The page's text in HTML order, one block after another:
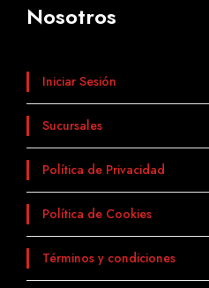
Nosotros
Iniciar Sesión
Sucursales
Política de Privacidad
Política de Cookies
Términos y condiciones